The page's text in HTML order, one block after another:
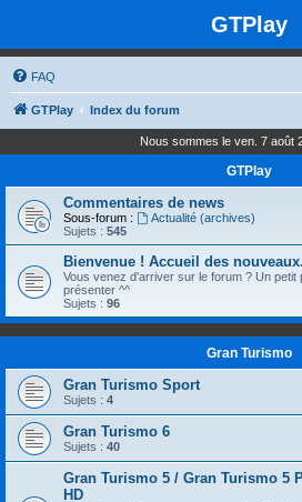
GTPlay
FAQ
GTPlay Index du forum
Nous sommes le ven. 7 août
GTPlay
Commentaires de news
Sous-forum :
Actualité (archives)
Sujets : 545
Bienvenue ! Accueil des
Vous venez d'arriver sur le forum ? Un petit
présenter ^^
Sujets : 96
Gran Turismo
Gran Turismo Sport
Sujets : 4
Gran Turismo 6
Sujets : 40
Gran Turismo 5 / Gran Turismo 5
HD